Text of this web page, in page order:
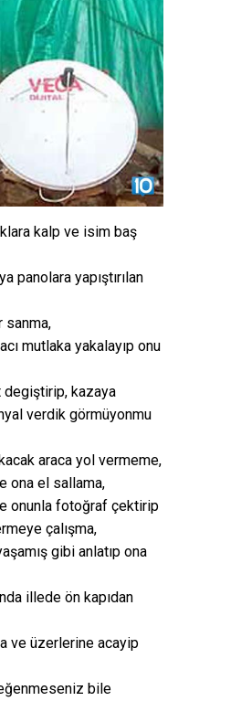
kalp ve isim baş
panolara yapıştırılan
sanma,
mutlaka yakalayıp onu
kazaya
verdik görmüyonmu
araca yol vermeme,
ona el sallama,
onunla fotoğraf çektirip
çalışma,
gibi anlatıp ona
illede ön kapıdan
ve üzerlerine acayip
bile